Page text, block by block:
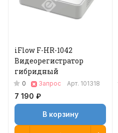
iFlow F-HR-1042
Видеорегистратор
гибридный
0 Запрос Арт. 101318
7 190 ₽
В корзину